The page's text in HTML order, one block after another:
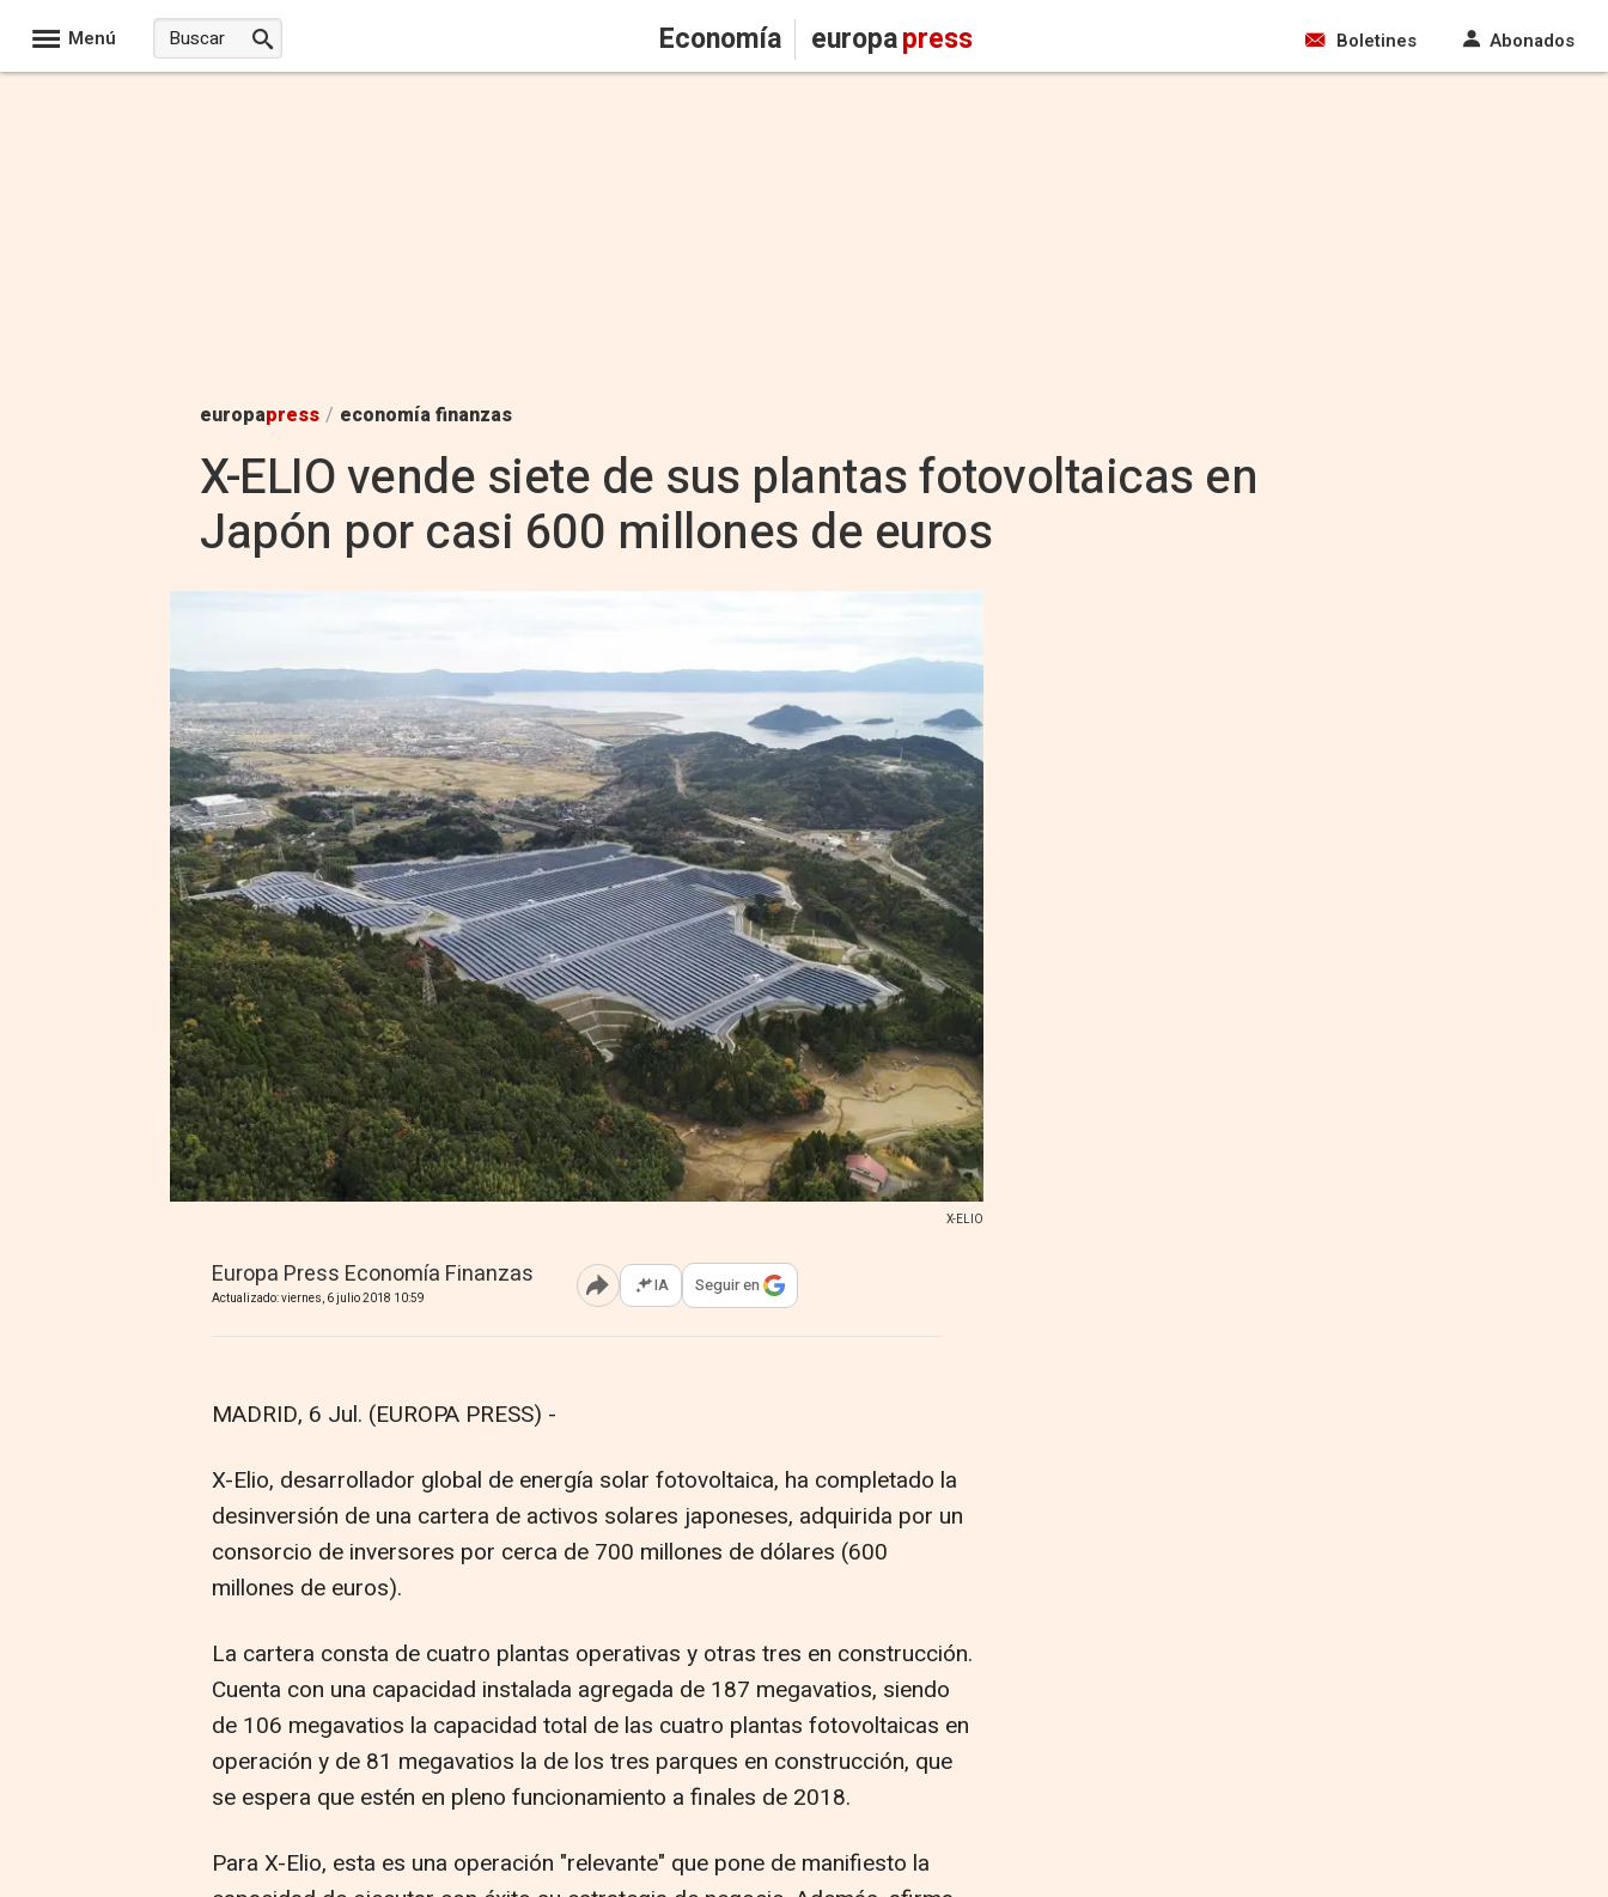
Menú Economía europapress Boletines Abonados
europapress / economía finanzas
X-ELIO vende siete de sus plantas fotovoltaicas en
Japón por casi 600 millones de euros
X-ELIO
Europa Press Economía Finanzas
Actualizado: viernes, 6 julio 2018 10:59 Abrir opciones para compartir
IA Seguir en
MADRID, 6 Jul. (EUROPA PRESS) -
X-Elio, desarrollador global de energía solar fotovoltaica, ha completado la
desinversión de una cartera de activos solares japoneses, adquirida por un
consorcio de inversores por cerca de 700 millones de dólares (600
millones de euros).
La cartera consta de cuatro plantas operativas y otras tres en construcción.
Cuenta con una capacidad instalada agregada de 187 megavatios, siendo
de 106 megavatios la capacidad total de las cuatro plantas fotovoltaicas en
operación y de 81 megavatios la de los tres parques en construcción, que
se espera que estén en pleno funcionamiento a finales de 2018.
Para X-Elio, esta es una operación "relevante" que pone de manifiesto la